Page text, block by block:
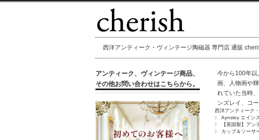
西洋アンティーク・ヴィンテージ陶磁器 専門店 通販
今から100年以
画、人物画や
れていた当時
ンズレイ、コ
西洋アンティーク
Aynsley エイン
【英国製】ア
カップ＆ソーサ
アンティーク、ヴィンテージ商品、
その他お問い合わせはこちらから。